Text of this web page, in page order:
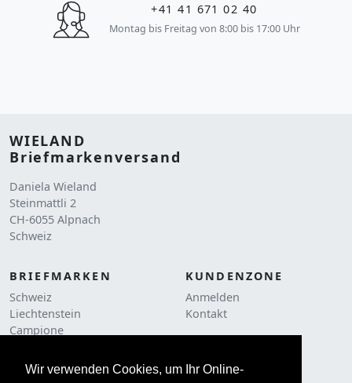
Wir verwenden Cookies, um Ihr Online-
+41 41 671 02 40
Montag bis Freitag von 8:00 bis 17:00 Uhr
WIELAND
Briefmarkenversand
Daniela Wieland
Steinmattli 2
CH-6055 Alpnach
Schweiz
BRIEFMARKEN
Schweiz
Liechtenstein
Campione
Frankaturware
KUNDENZONE
Anmelden
Kontakt
AGB
Cookie Policy